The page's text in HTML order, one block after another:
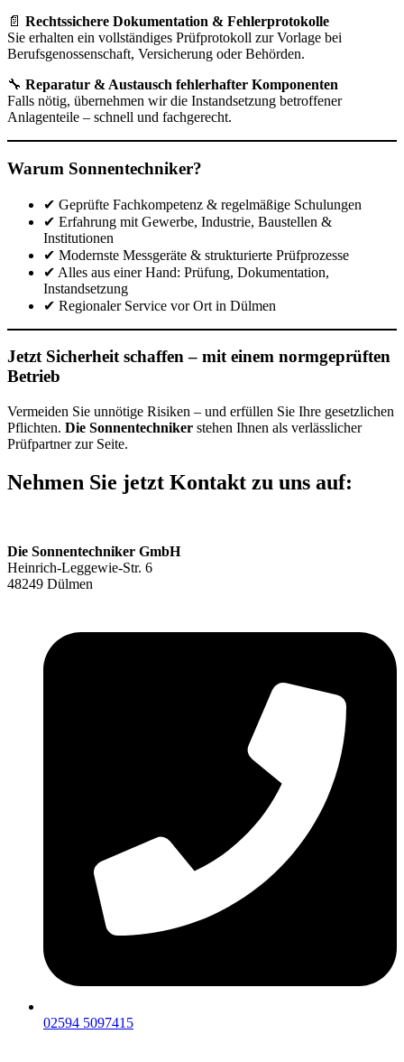
📄 Rechtssichere Dokumentation & Fehlerprotokolle
Sie erhalten ein vollständiges Prüfprotokoll zur Vorlage bei
Berufsgenossenschaft, Versicherung oder Behörden.
🔧 Reparatur & Austausch fehlerhafter Komponenten
Falls nötig, übernehmen wir die Instandsetzung betroffener
Anlagenteile – schnell und fachgerecht.
Warum Sonnentechniker?
✔ Geprüfte Fachkompetenz & regelmäßige Schulungen
✔ Erfahrung mit Gewerbe, Industrie, Baustellen &
Institutionen
✔ Modernste Messgeräte & strukturierte Prüfprozesse
✔ Alles aus einer Hand: Prüfung, Dokumentation,
Instandsetzung
✔ Regionaler Service vor Ort in Dülmen
Jetzt Sicherheit schaffen – mit einem normgeprüften
Betrieb
Vermeiden Sie unnötige Risiken – und erfüllen Sie Ihre gesetzlichen
Pflichten. Die Sonnentechniker stehen Ihnen als verlässlicher
Prüfpartner zur Seite.
Nehmen Sie jetzt Kontakt zu uns auf:
Die Sonnentechniker GmbH
Heinrich-Leggewie-Str. 6
48249 Dülmen
02594 5097415‬